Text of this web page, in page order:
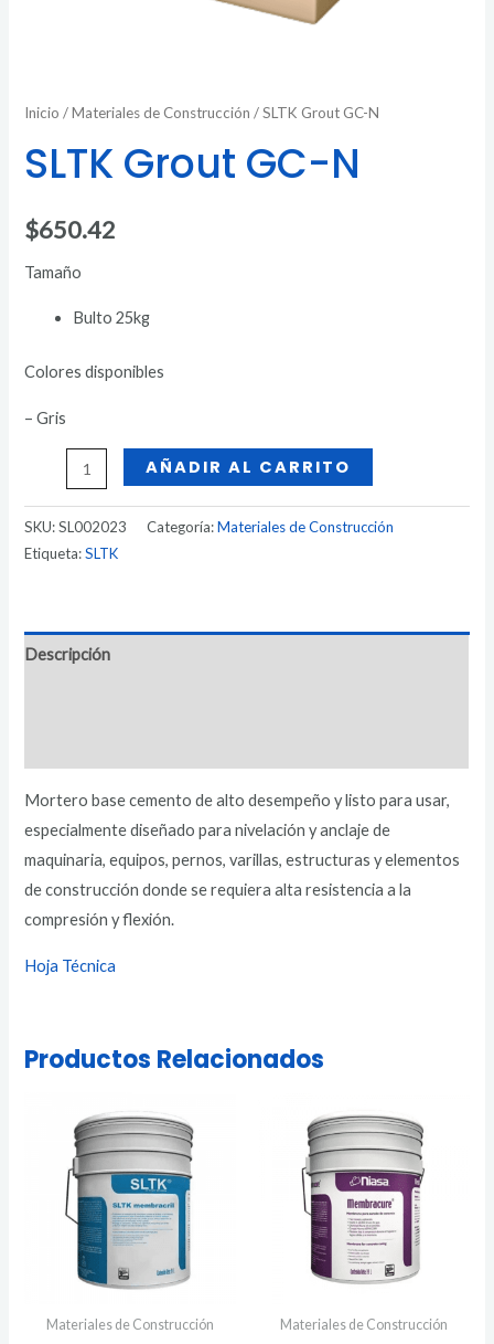
Inicio /Materiales de Construcción / SLTK Grout GC-N
SLTK Grout GC-N
$650.42
Tamaño
Bulto 25kg
Colores disponibles
– Gris
AÑADIR AL CARRITO
SKU:SL002023 Categoría:Materiales de Construcción
Etiqueta:SLTK
Descripción
Mortero base cemento de alto desempeño y listo para usar,
especialmente diseñado para nivelación y anclaje de
maquinaria, equipos, pernos, varillas, estructuras y elementos
de construcción donde se requiera alta resistencia a la
compresión y flexión.
Hoja Técnica
Productos Relacionados
Materiales de Construcción Materiales de Construcción